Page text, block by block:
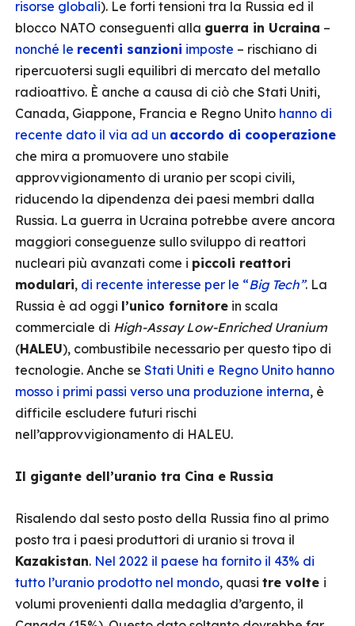
risorse globali). Le forti tensioni tra la Russia ed il
blocco NATO conseguenti alla guerra in Ucraina –
nonché le recenti sanzioni imposte – rischiano di
ripercuotersi sugli equilibri di mercato del metallo
radioattivo. È anche a causa di ciò che Stati Uniti,
Canada, Giappone, Francia e Regno Unito hanno di
recente dato il via ad un accordo di cooperazione
che mira a promuovere uno stabile
approvvigionamento di uranio per scopi civili,
riducendo la dipendenza dei paesi membri dalla
Russia. La guerra in Ucraina potrebbe avere ancora
maggiori conseguenze sullo sviluppo di reattori
nucleari più avanzati come i piccoli reattori
modulari, di recente interesse per le “Big Tech”. La
Russia è ad oggi l’unico fornitore in scala
commerciale di High-Assay Low-Enriched Uranium
(HALEU), combustibile necessario per questo tipo di
tecnologie. Anche se Stati Uniti e Regno Unito hanno
mosso i primi passi verso una produzione interna, è
difficile escludere futuri rischi
nell’approvvigionamento di HALEU.
Il gigante dell’uranio tra Cina e Russia
Risalendo dal sesto posto della Russia fino al primo
posto tra i paesi produttori di uranio si trova il
Kazakistan. Nel 2022 il paese ha fornito il 43% di
tutto l’uranio prodotto nel mondo, quasi tre volte i
volumi provenienti dalla medaglia d’argento, il